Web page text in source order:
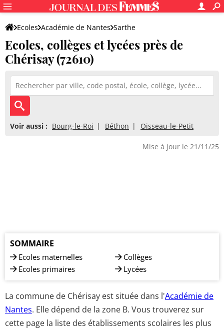
Ecoles Académie de Nantes Sarthe
Ecoles, collèges et lycées près de
Chérisay (72610)
Voir aussi : Bourg-le-Roi Béthon Oisseau-le-Petit
Mise à jour le 21/11/25
SOMMAIRE
Ecoles maternelles
Ecoles primaires
Collèges
Lycées
La commune de Chérisay est située dans l'Académie de
Nantes. Elle dépend de la zone B. Vous trouverez sur
cette page la liste des établissements scolaires les plus